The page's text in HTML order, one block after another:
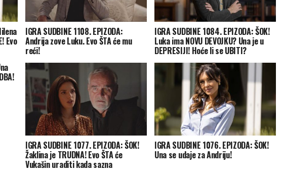
Evo
IGRA SUDBINE 1108. EPIZODA:
Andrija zove Luku. Evo ŠTA će mu
reći!
IGRA SUDBINE 1084. EPIZODA: ŠOK!
Luka ima NOVU DEVOJKU? Una je u
DEPRESIJI! Hoće li se UBITI?
IGRA SUDBINE 1077. EPIZODA: ŠOK!
Žaklina je TRUDNA! Evo ŠTA će
Vukašin uraditi kada sazna
IGRA SUDBINE 1076. EPIZODA: ŠOK!
Una se udaje za Andriju!